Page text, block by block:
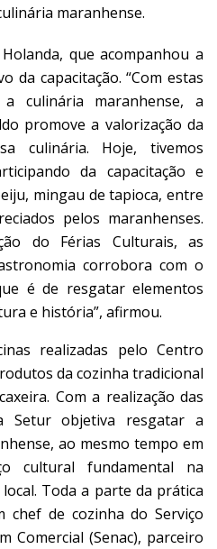
maranhense.
que acompanhou a
da capacitação. “Com estas
culinária maranhense, a
promove a valorização da
culinária. Hoje, tivemos
da capacitação e
mingau de tapioca, entre
pelos maranhenses.
do Férias Culturais, as
corrobora com o
é de resgatar elementos
e história”, afirmou.
realizadas pelo Centro
da cozinha tradicional
Com a realização das
Setur objetiva resgatar a
ao mesmo tempo em
cultural fundamental na
Toda a parte da prática
chef de cozinha do Serviço
Comercial (Senac), parceiro